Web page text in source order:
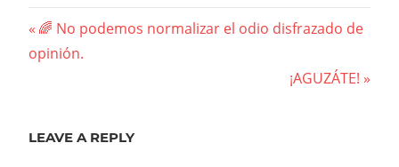
Navegación
de
Previous
Post:
🌈 No podemos normalizar el odio disfrazado de
opinión.
Next
¡AGUZÁTE!
LEAVE A REPLY